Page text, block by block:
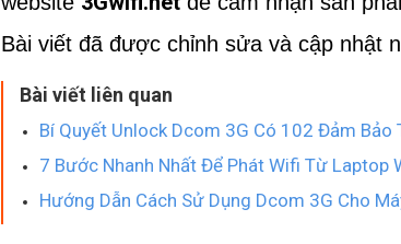
Bài viết đã được chỉnh sửa và cập nhật
Bài viết liên quan
Bí Quyết Unlock Dcom 3G Có 102 Đảm Bảo
7 Bước Nhanh Nhất Để Phát Wifi Từ Laptop
Hướng Dẫn Cách Sử Dụng Dcom 3G Cho